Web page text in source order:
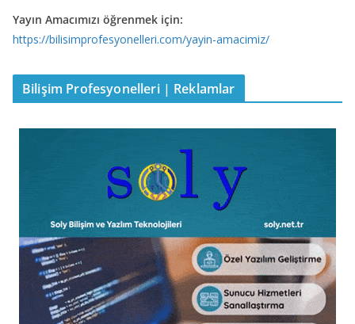
Yayın Amacımızı öğrenmek için:
https://bilisimprofesyonelleri.com/yayin-amacimiz/
Bilişim Profesyonelleri | Reklamlar